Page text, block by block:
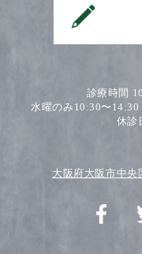
診療時間
水曜のみ10:30〜
休診
大阪府大阪市中央